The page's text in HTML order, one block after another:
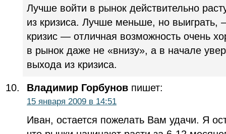
Лучше войти в рынок действительно
из кризиса. Лучше меньше, но выиграть,
кризис — отличная возможность очень
в рынок даже не «внизу», а в начале
выхода из кризиса.
Владимир Горбунов пишет:
15 января 2009 в 14:51
Иван, остается пожелать Вам удачи. Я